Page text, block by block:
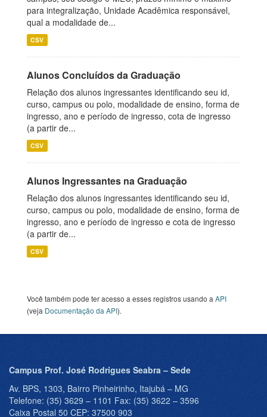
para integralização, Unidade Acadêmica responsável,
qual a modalidade de...
CSV
Alunos Concluídos da Graduação
Relação dos alunos ingressantes identificando seu id,
curso, campus ou polo, modalidade de ensino, forma de
ingresso, ano e período de ingresso, cota de ingresso
(a partir de...
CSV
Alunos Ingressantes na Graduação
Relação dos alunos ingressantes identificando seu id,
curso, campus ou polo, modalidade de ensino, forma de
ingresso, ano e período de ingresso e cota de ingresso
(a partir de...
CSV
Você também pode ter acesso a esses registros usando a API
(veja Documentação da API).
Campus Prof. José Rodrigues Seabra – Sede
Av. BPS, 1303, Bairro Pinheirinho, Itajubá – MG
Telefone: (35) 3629 – 1101 Fax: (35) 3622 – 3596
Caixa Postal 50 CEP: 37500 903